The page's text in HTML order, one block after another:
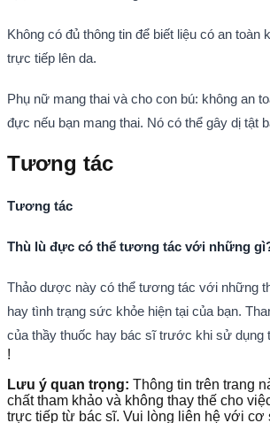
Không có đủ thông tin để biết liệu có an toàn
trực tiếp lên da.
Phụ nữ mang thai và cho con bú: không an
đực nếu bạn mang thai. Nó có thể gây dị tật
Tương tác
Tương tác
Thù lù đực có thể tương tác với những
Thảo dược này có thể tương tác với những
hay tình trạng sức khỏe hiện tại của bạn.
của thầy thuốc hay bác sĩ trước khi sử dụng
!
Lưu ý quan trọng: Thông tin trên trang
chất tham khảo và không thay thế cho
trực tiếp từ bác sĩ. Vui lòng liên hệ với